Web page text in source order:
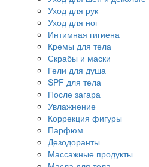
Уход для рук
Уход для ног
Интимная гигиена
Кремы для тела
Скрабы и маски
Гели для душа
SPF для тела
После загара
Увлажнение
Коррекция фигуры
Парфюм
Дезодоранты
Массажные продукты